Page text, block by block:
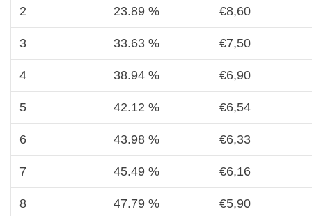
2 23.89 % €8,60
3 33.63 % €7,50
4 38.94 % €6,90
5 42.12 % €6,54
6 43.98 % €6,33
7 45.49 % €6,16
8 47.79 % €5,90